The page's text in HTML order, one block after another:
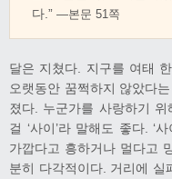
다.” ―본문 51쪽
달은 지쳤다. 지구를 여태
오랫동안 꿈쩍하지 않았다
졌다. 누군가를 사랑하기
걸 ‘사이’라 말해도 좋다. ‘
가깝다고 흥하거나 멀다고
분히 다각적이다. 거리에